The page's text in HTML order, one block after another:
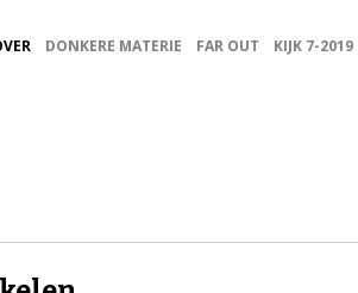
DONKERE MATERIE FAR OUT KIJK 7-2019